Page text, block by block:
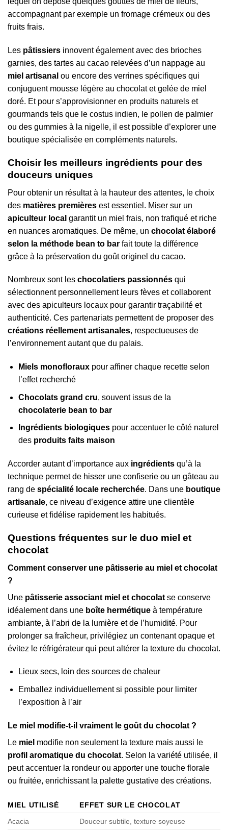
accompagnant par exemple un fromage crémeux ou des
fruits frais.
Les pâtissiers innovent également avec des brioches
garnies, des tartes au cacao relevées d’un nappage au
miel artisanal ou encore des verrines spécifiques qui
conjuguent mousse légère au chocolat et gelée de miel
doré. Et pour s’approvisionner en produits naturels et
gourmands tels que le costus indien, le pollen de palmier
ou des gummies à la nigelle, il est possible d’explorer une
boutique spécialisée en compléments naturels.
Choisir les meilleurs ingrédients pour des
douceurs uniques
Pour obtenir un résultat à la hauteur des attentes, le choix
des matières premières est essentiel. Miser sur un
apiculteur local garantit un miel frais, non trafiqué et riche
en nuances aromatiques. De même, un chocolat élaboré
selon la méthode bean to bar fait toute la différence
grâce à la préservation du goût originel du cacao.
Nombreux sont les chocolatiers passionnés qui
sélectionnent personnellement leurs fèves et collaborent
avec des apiculteurs locaux pour garantir traçabilité et
authenticité. Ces partenariats permettent de proposer des
créations réellement artisanales, respectueuses de
l’environnement autant que du palais.
Miels monoflorauxpour affiner chaque recette selon
l’effet recherché
Chocolats grand cru, souvent issus de la
chocolaterie bean to bar
Ingrédients biologiquespour accentuer le côté naturel
des produits faits maison
Accorder autant d’importance aux ingrédients qu’à la
technique permet de hisser une confiserie ou un gâteau au
rang de spécialité locale recherchée. Dans une boutique
artisanale, ce niveau d’exigence attire une clientèle
curieuse et fidélise rapidement les habitués.
Questions fréquentes sur le duo miel et
chocolat
Comment conserver une pâtisserie au miel et chocolat
?
Une pâtisserie associant miel et chocolat se conserve
idéalement dans une boîte hermétique à température
ambiante, à l’abri de la lumière et de l’humidité. Pour
prolonger sa fraîcheur, privilégiez un contenant opaque et
évitez le réfrigérateur qui peut altérer la texture du chocolat.
Lieux secs, loin des sources de chaleur
Emballez individuellement si possible pour limiter
l’exposition à l’air
Le miel modifie-t-il vraiment le goût du chocolat ?
Le miel modifie non seulement la texture mais aussi le
profil aromatique du chocolat. Selon la variété utilisée, il
peut accentuer la rondeur ou apporter une touche florale
ou fruitée, enrichissant la palette gustative des créations.
MIEL UTILISÉ
EFFET SUR LE CHOCOLAT
Acacia
Douceur subtile, texture soyeuse